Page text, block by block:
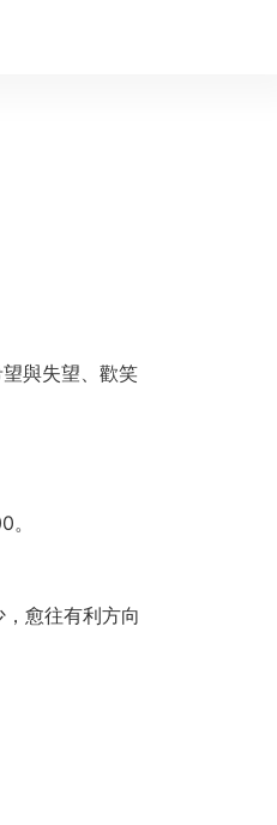
與失望、歡笑
愈往有利方向